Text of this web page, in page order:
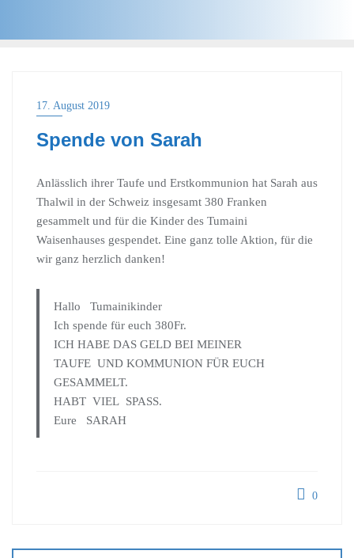
17. August 2019
Spende von Sarah
Anlässlich ihrer Taufe und Erstkommunion hat Sarah aus
Thalwil in der Schweiz insgesamt 380 Franken
gesammelt und für die Kinder des Tumaini
Waisenhauses gespendet. Eine ganz tolle Aktion, für die
wir ganz herzlich danken!
Hallo Tumainikinder
Ich spende für euch 380Fr.
ICH HABE DAS GELD BEI MEINER
TAUFE UND KOMMUNION FÜR EUCH
GESAMMELT.
HABT VIEL SPASS.
Eure SARAH
0